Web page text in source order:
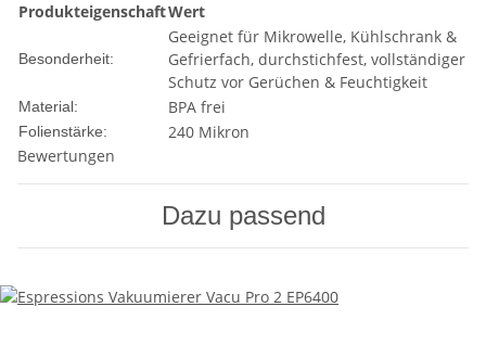
ProdukteigenschaftWert
Besonderheit:
Geeignet für Mikrowelle, Kühlschrank &
Gefrierfach, durchstichfest, vollständiger
Schutz vor Gerüchen & Feuchtigkeit
Material: BPA frei
Folienstärke:
240 Mikron
Bewertungen
Dazu passend